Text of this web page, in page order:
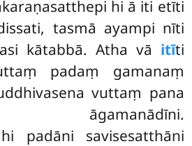
hi ā iti etīti
tasmā ayampi nīti
kātabbā. Atha vā itīti
padaṃ gamanaṃ
vuttaṃ pana
āgamanādīni.
padāni savisesatthāni